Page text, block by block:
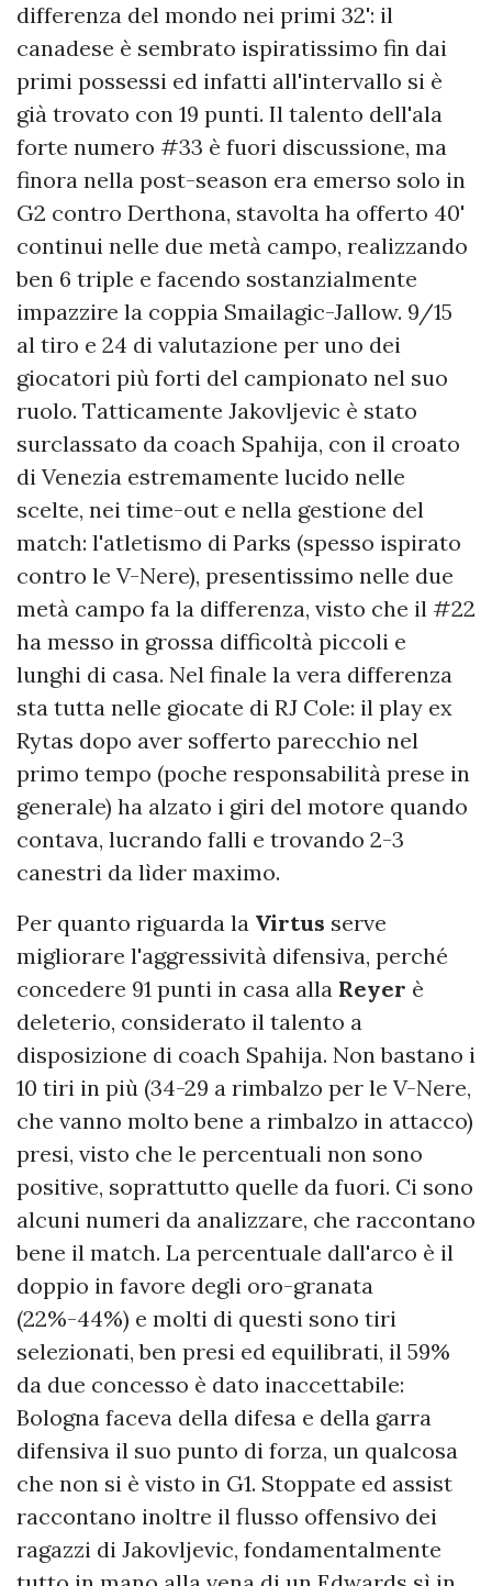
differenza del mondo nei primi 32': il
canadese è sembrato ispiratissimo fin dai
primi possessi ed infatti all'intervallo si è
già trovato con 19 punti. Il talento dell'ala
forte numero #33 è fuori discussione, ma
finora nella post-season era emerso solo in
G2 contro Derthona, stavolta ha offerto 40'
continui nelle due metà campo, realizzando
ben 6 triple e facendo sostanzialmente
impazzire la coppia Smailagic-Jallow. 9/15
al tiro e 24 di valutazione per uno dei
giocatori più forti del campionato nel suo
ruolo. Tatticamente Jakovljevic è stato
surclassato da coach Spahija, con il croato
di Venezia estremamente lucido nelle
scelte, nei time-out e nella gestione del
match: l'atletismo di Parks (spesso ispirato
contro le V-Nere), presentissimo nelle due
metà campo fa la differenza, visto che il #22
ha messo in grossa difficoltà piccoli e
lunghi di casa. Nel finale la vera differenza
sta tutta nelle giocate di RJ Cole: il play ex
Rytas dopo aver sofferto parecchio nel
primo tempo (poche responsabilità prese in
generale) ha alzato i giri del motore quando
contava, lucrando falli e trovando 2-3
canestri da lìder maximo.
Per quanto riguarda la Virtus serve
migliorare l'aggressività difensiva, perché
concedere 91 punti in casa alla Reyer è
deleterio, considerato il talento a
disposizione di coach Spahija. Non bastano i
10 tiri in più (34-29 a rimbalzo per le V-Nere,
che vanno molto bene a rimbalzo in attacco)
presi, visto che le percentuali non sono
positive, soprattutto quelle da fuori. Ci sono
alcuni numeri da analizzare, che raccontano
bene il match. La percentuale dall'arco è il
doppio in favore degli oro-granata
(22%-44%) e molti di questi sono tiri
selezionati, ben presi ed equilibrati, il 59%
da due concesso è dato inaccettabile:
Bologna faceva della difesa e della garra
difensiva il suo punto di forza, un qualcosa
che non si è visto in G1. Stoppate ed assist
raccontano inoltre il flusso offensivo dei
ragazzi di Jakovljevic, fondamentalmente